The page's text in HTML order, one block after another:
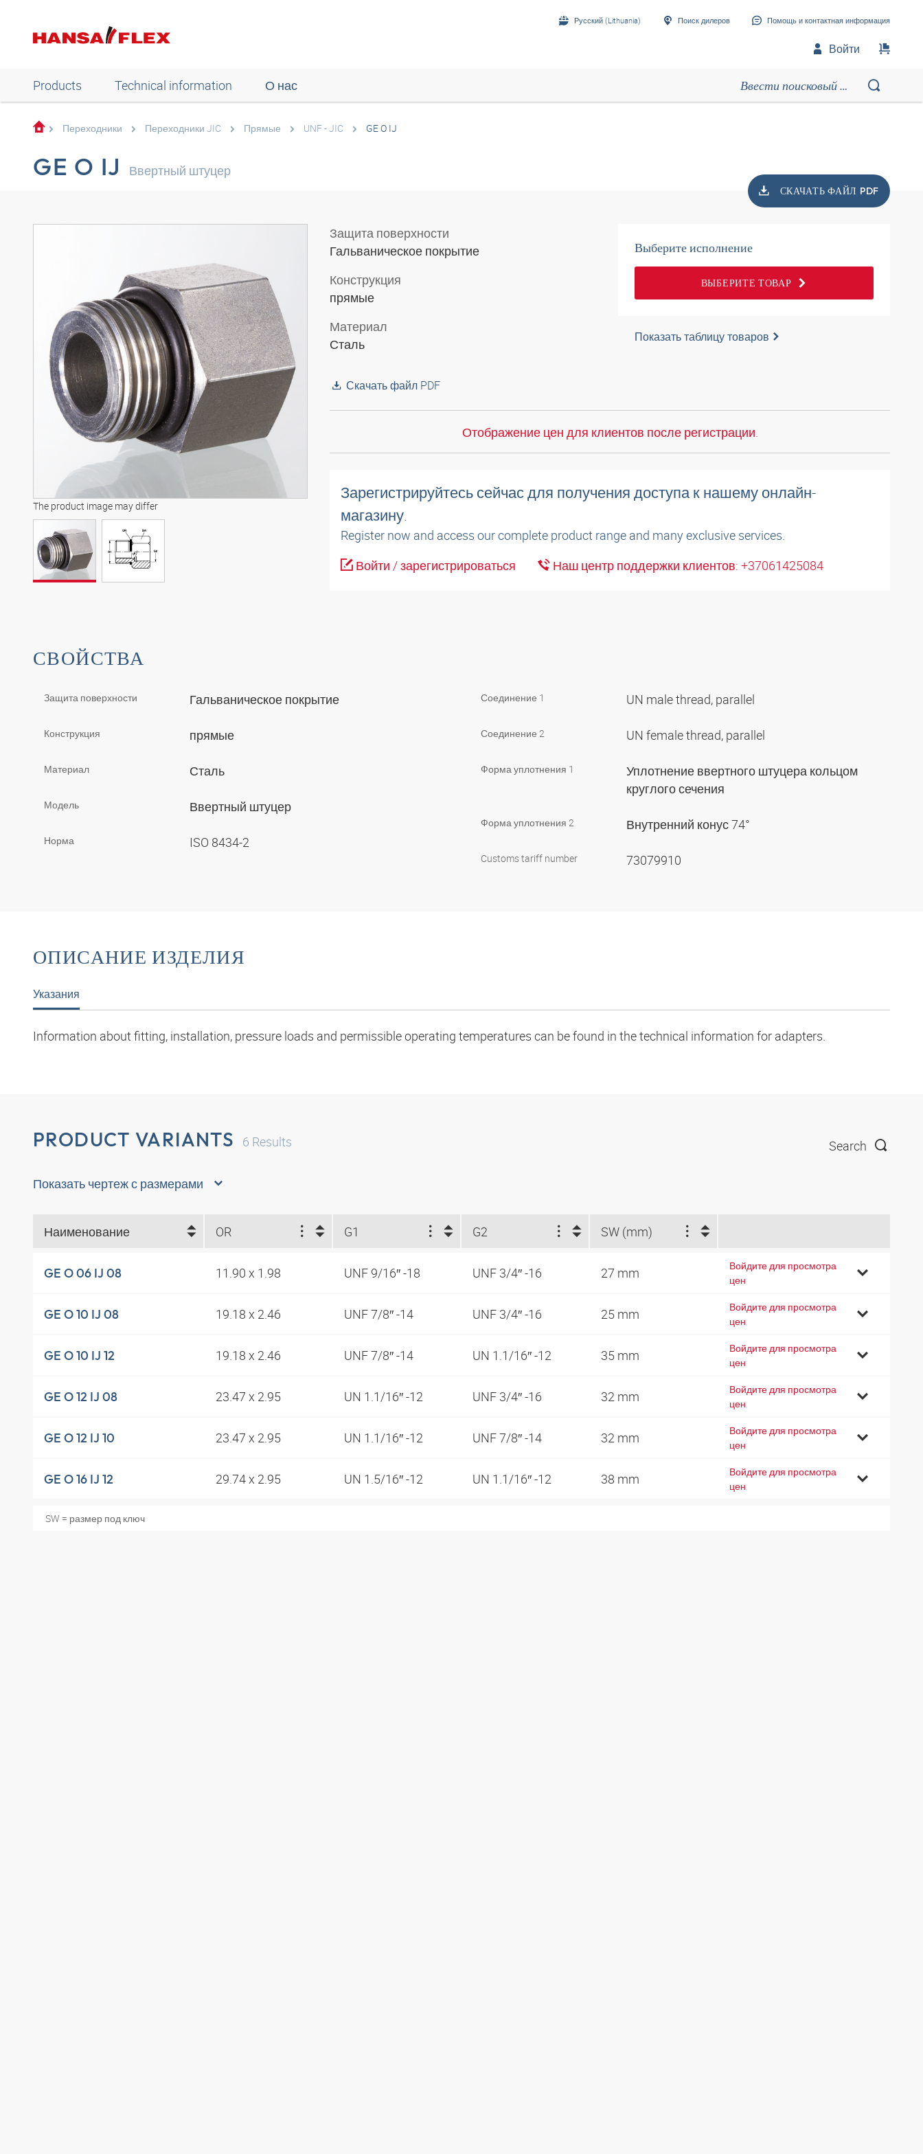
Русский (Lithuania) Поиск дилеров Помощь и контактная информация
Войти
Products Technical information О нас
Переходники Переходники JIC Прямые UNF - JIC GE O IJ
GE O IJ Ввертный штуцер
СКАЧАТЬ ФАЙЛ PDF
The product image may differ
Защита поверхности
Гальваническое покрытие
Конструкция
прямые
Материал
Сталь
Скачать файл PDF
Выберите исполнение
ВЫБЕРИТЕ ТОВАР
Показать таблицу товаров
Отображение цен для клиентов после регистрации.
Зарегистрируйтесь сейчас для получения доступа к нашему онлайн-
магазину.
Register now and access our complete product range and many exclusive services.
Войти / зарегистрироваться
Наш центр поддержки клиентов: +37061425084
СВОЙСТВА
Защита поверхности Гальваническое покрытие
Конструкция прямые
Материал Сталь
Модель Ввертный штуцер
Норма ISO 8434-2
Соединение 1 UN male thread, parallel
Соединение 2 UN female thread, parallel
Форма уплотнения 1
Уплотнение ввертного штуцера кольцом
круглого сечения
Форма уплотнения 2 Внутренний конус 74°
Customs tariff number 73079910
ОПИСАНИЕ ИЗДЕЛИЯ
Указания
Information about fitting, installation, pressure loads and permissible operating temperatures can be found in the technical information for adapters.
PRODUCT VARIANTS 6 Results Search
Показать чертеж с размерами
Наименование OR G1 G2 SW (mm)
GE O 06 IJ 08 11.90 x 1.98 UNF 9/16″ -18 UNF 3/4″ -16 27 mm
Войдите для просмотра
цен
GE O 10 IJ 08 19.18 x 2.46 UNF 7/8″ -14 UNF 3/4″ -16 25 mm
Войдите для просмотра
цен
GE O 10 IJ 12 19.18 x 2.46 UNF 7/8″ -14 UN 1.1/16″ -12 35 mm
Войдите для просмотра
цен
GE O 12 IJ 08 23.47 x 2.95 UN 1.1/16″ -12 UNF 3/4″ -16 32 mm
Войдите для просмотра
цен
GE O 12 IJ 10 23.47 x 2.95 UN 1.1/16″ -12 UNF 7/8″ -14 32 mm
Войдите для просмотра
цен
GE O 16 IJ 12 29.74 x 2.95 UN 1.5/16″ -12 UN 1.1/16″ -12 38 mm
Войдите для просмотра
цен
SW = размер под ключ